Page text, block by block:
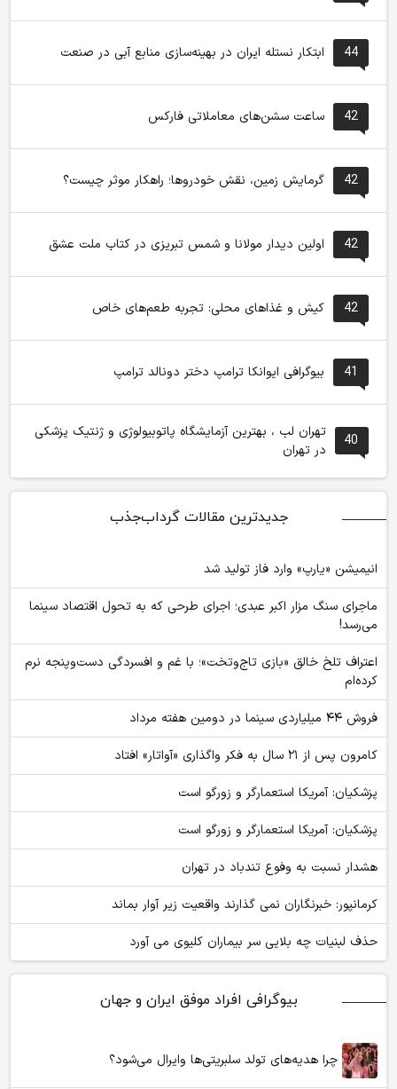
44 ابتکار نستله ایران در بهینه‌سازی منابع آبی در صنعت
42 ساعت سشن‌های معاملاتی فارکس
42 گرمایش زمین، نقش خودروها؛ راهکار موثر چیست؟
42 اولین دیدار مولانا و شمس تبریزی در کتاب ملت عشق
42 کیش و غذاهای محلی: تجربه طعم‌های خاص
41 بیوگرافی ایوانکا ترامپ دختر دونالد ترامپ
40
تهران لب ، بهترین آزمایشگاه پاتوبیولوژی و ژنتیک پزشکی
در تهران
جدیدترین مقالات گرداب‌جذب
انیمیشن «یارپ» وارد فاز تولید شد
ماجرای سنگ مزار اکبر عبدی؛ اجرای طرحی که به تحول اقتصاد سینما
می‌رسد!
اعتراف تلخ خالق «بازی تاج‌وتخت»؛ با غم و افسردگی دست‌وپنجه نرم
کرده‌ام
فروش ۴۴ میلیاردی سینما در دومین هفته‌ مرداد
کامرون پس از ۲۱ سال به فکر واگذاری «آواتار» افتاد
پزشکیان: آمریکا استعمارگر و زورگو است
پزشکیان: آمریکا استعمارگر و زورگو است
هشدار نسبت به وفوع تندباد در تهران
کرمانپور: خبرنگاران نمی گذارند واقعیت زیر آوار بماند
حذف لبنیات چه بلایی سر بیماران کلیوی می آورد
بیوگرافی افراد موفق ایران و جهان
چرا هدیه‌های تولد سلبریتی‌ها وایرال می‌شود؟